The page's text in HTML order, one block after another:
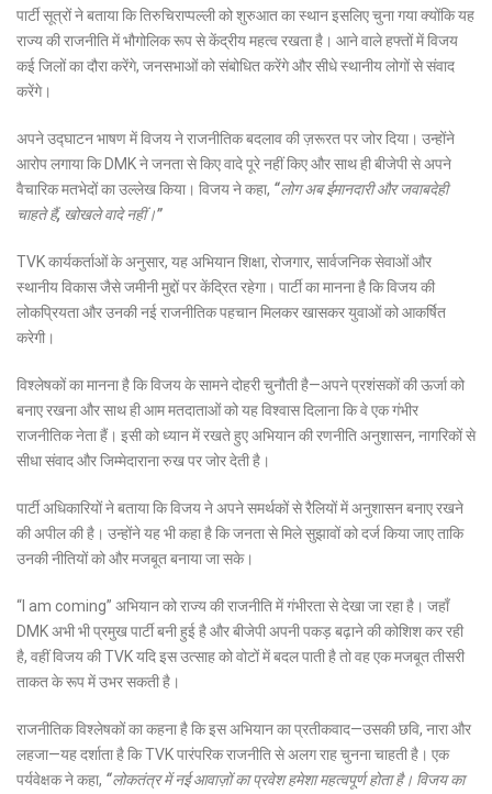
पार्टी सूत्रों ने बताया कि तिरुचिराप्पल्ली को शुरुआत का स्थान इसलिए चुना गया क्योंकि यह
राज्य की राजनीति में भौगोलिक रूप से केंद्रीय महत्व रखता है। आने वाले हफ्तों में विजय
कई जिलों का दौरा करेंगे, जनसभाओं को संबोधित करेंगे और सीधे स्थानीय लोगों से संवाद
करेंगे।
अपने उद्घाटन भाषण में विजय ने राजनीतिक बदलाव की ज़रूरत पर जोर दिया। उन्होंने
आरोप लगाया कि DMK ने जनता से किए वादे पूरे नहीं किए और साथ ही बीजेपी से अपने
वैचारिक मतभेदों का उल्लेख किया। विजय ने कहा, “लोग अब ईमानदारी और जवाबदेही
चाहते हैं, खोखले वादे नहीं।”
TVK कार्यकर्ताओं के अनुसार, यह अभियान शिक्षा, रोजगार, सार्वजनिक सेवाओं और
स्थानीय विकास जैसे जमीनी मुद्दों पर केंद्रित रहेगा। पार्टी का मानना है कि विजय की
लोकप्रियता और उनकी नई राजनीतिक पहचान मिलकर खासकर युवाओं को आकर्षित
करेगी।
विश्लेषकों का मानना है कि विजय के सामने दोहरी चुनौती है—अपने प्रशंसकों की ऊर्जा को
बनाए रखना और साथ ही आम मतदाताओं को यह विश्वास दिलाना कि वे एक गंभीर
राजनीतिक नेता हैं। इसी को ध्यान में रखते हुए अभियान की रणनीति अनुशासन, नागरिकों से
सीधा संवाद और जिम्मेदाराना रुख पर जोर देती है।
पार्टी अधिकारियों ने बताया कि विजय ने अपने समर्थकों से रैलियों में अनुशासन बनाए रखने
की अपील की है। उन्होंने यह भी कहा है कि जनता से मिले सुझावों को दर्ज किया जाए ताकि
उनकी नीतियों को और मजबूत बनाया जा सके।
“I am coming” अभियान को राज्य की राजनीति में गंभीरता से देखा जा रहा है। जहाँ
DMK अभी भी प्रमुख पार्टी बनी हुई है और बीजेपी अपनी पकड़ बढ़ाने की कोशिश कर रही
है, वहीं विजय की TVK यदि इस उत्साह को वोटों में बदल पाती है तो वह एक मजबूत तीसरी
ताकत के रूप में उभर सकती है।
राजनीतिक विश्लेषकों का कहना है कि इस अभियान का प्रतीकवाद—उसकी छवि, नारा और
लहजा—यह दर्शाता है कि TVK पारंपरिक राजनीति से अलग राह चुनना चाहती है। एक
पर्यवेक्षक ने कहा, “लोकतंत्र में नई आवाज़ों का प्रवेश हमेशा महत्वपूर्ण होता है। विजय का